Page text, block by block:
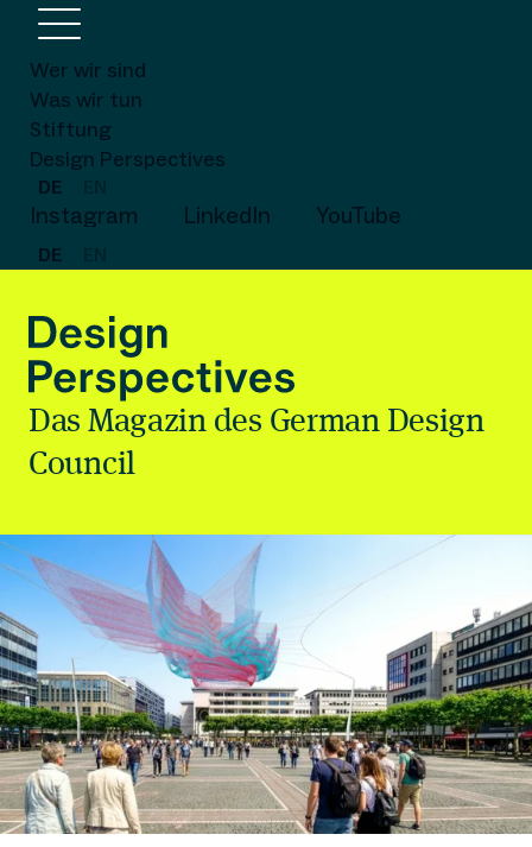
Wer wir sind
Was wir tun
Stiftung
Design Perspectives
DE
Instagram LinkedIn YouTube
DE
Das Magazin des German Design
Council